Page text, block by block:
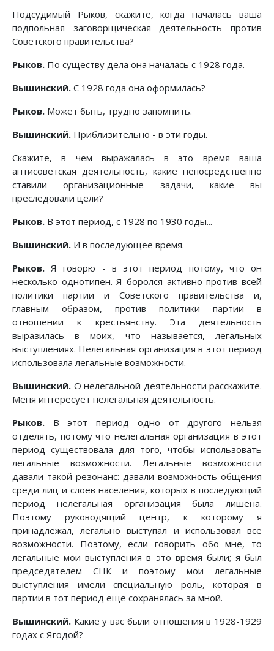
Подсудимый Рыков, скажите, когда началась ваша
подпольная заговорщическая деятельность против
Советского правительства?
Рыков. По существу дела она началась с 1928 года.
Вышинский. С 1928 года она оформилась?
Рыков. Может быть, трудно запомнить.
Вышинский. Приблизительно - в эти годы.
Скажите, в чем выражалась в это время ваша
антисоветская деятельность, какие непосредственно
ставили организационные задачи, какие вы
преследовали цели?
Рыков. В этот период, с 1928 по 1930 годы...
Вышинский. И в последующее время.
Рыков. Я говорю - в этот период потому, что он
несколько однотипен. Я боролся активно против всей
политики партии и Советского правительства и,
главным образом, против политики партии в
отношении к крестьянству. Эта деятельность
выразилась в моих, что называется, легальных
выступлениях. Нелегальная организация в этот период
использовала легальные возможности.
Вышинский. О нелегальной деятельности расскажите.
Меня интересует нелегальная деятельность.
Рыков. В этот период одно от другого нельзя
отделять, потому что нелегальная организация в этот
период существовала для того, чтобы использовать
легальные возможности. Легальные возможности
давали такой резонанс: давали возможность общения
среди лиц и слоев населения, которых в последующий
период нелегальная организация была лишена.
Поэтому руководящий центр, к которому я
принадлежал, легально выступал и использовал все
возможности. Поэтому, если говорить обо мне, то
легальные мои выступления в это время были; я был
председателем СНК и поэтому мои легальные
выступления имели специальную роль, которая в
партии в тот период еще сохранялась за мной.
Вышинский. Какие у вас были отношения в 1928-1929
годах с Ягодой?